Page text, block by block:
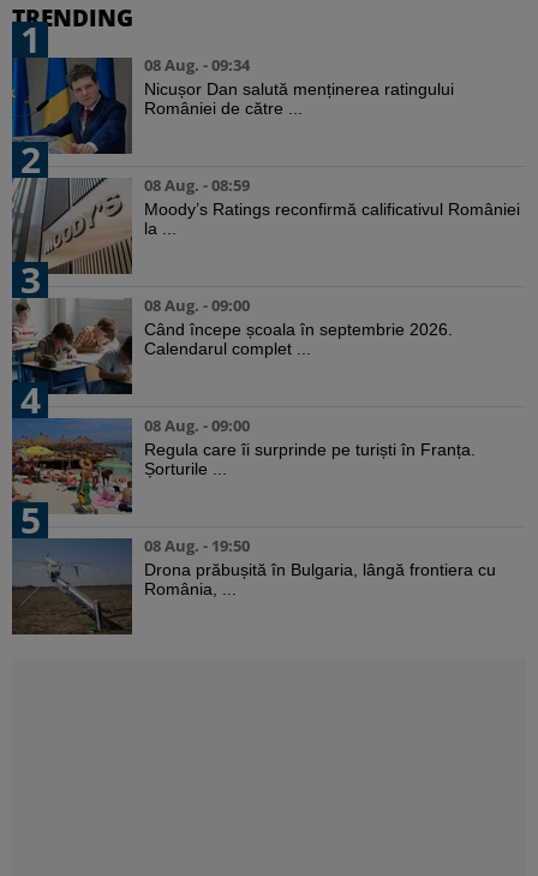
TRENDING
1
08 Aug. - 09:34
Nicușor Dan salută menținerea ratingului
României de către ...
2
08 Aug. - 08:59
Moody’s Ratings reconfirmă calificativul României
la ...
3
08 Aug. - 09:00
Când începe școala în septembrie 2026.
Calendarul complet ...
4
08 Aug. - 09:00
Regula care îi surprinde pe turiști în Franța.
Șorturile ...
5
08 Aug. - 19:50
Drona prăbușită în Bulgaria, lângă frontiera cu
România, ...